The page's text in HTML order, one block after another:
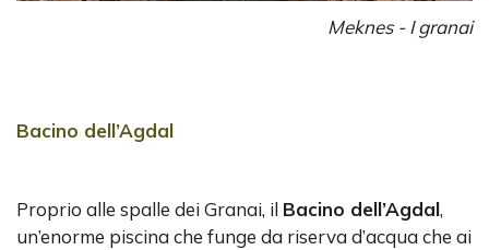
Meknes - I granai
Bacino dell’Agdal
Proprio alle spalle dei Granai, il Bacino dell’Agdal,
un’enorme piscina che funge da riserva d’acqua che ai